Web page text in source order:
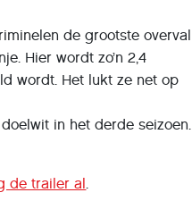
de grootste overval
Hier wordt zo’n 2,4
wordt. Het lukt ze net op
in het derde seizoen.
de trailer al.